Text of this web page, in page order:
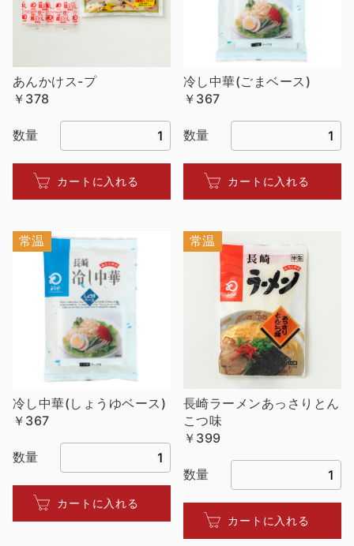
あんかけス-プ
￥378
数量
カートに入れる
冷し中華(ごまベース)
￥367
数量
カートに入れる
常温
冷し中華(しょうゆベース)
￥367
数量
カートに入れる
常温
長崎ラーメンあっさりとん
こつ味
￥399
数量
カートに入れる